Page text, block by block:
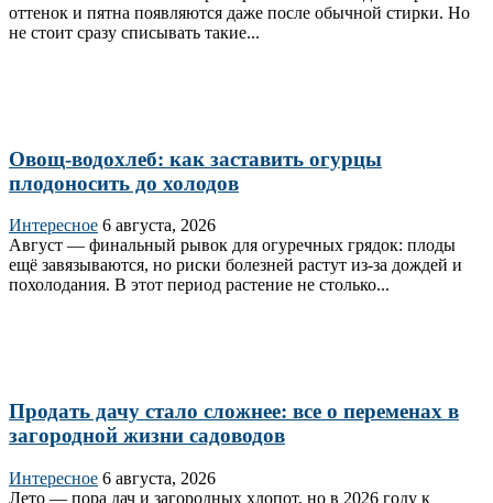
оттенок и пятна появляются даже после обычной стирки. Но
не стоит сразу списывать такие...
Овощ-водохлеб: как заставить огурцы
плодоносить до холодов
Интересное 6 августа, 2026
Август — финальный рывок для огуречных грядок: плоды
ещё завязываются, но риски болезней растут из‑за дождей и
похолодания. В этот период растение не столько...
Продать дачу стало сложнее: все о переменах в
загородной жизни садоводов
Интересное 6 августа, 2026
Лето — пора дач и загородных хлопот, но в 2026 году к